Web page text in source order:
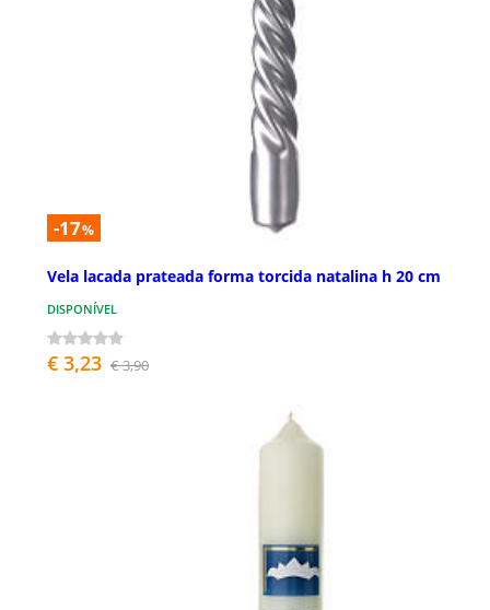
-17%
Vela lacada prateada forma torcida natalina h 20 cm
DISPONÍVEL
€ 3,23 € 3,90